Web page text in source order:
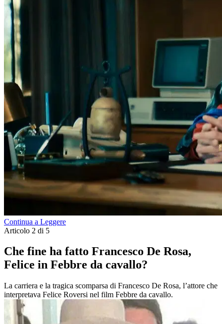
Continua a Leggere
Articolo 2 di 5
Che fine ha fatto Francesco De Rosa,
Felice in Febbre da cavallo?
La carriera e la tragica scomparsa di Francesco De Rosa, l’attore che
interpretava Felice Roversi nel film Febbre da cavallo.